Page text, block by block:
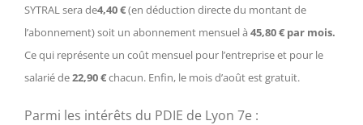
SYTRAL sera de4,40 €(en déduction directe du montant de
l’abonnement) soit un abonnement mensuel à 45,80 € par mois.
Ce qui représente un coût mensuel pour l’entreprise et pour le
salarié de22,90 €chacun. Enfin, le mois d’août est gratuit.
Parmi les intérêts du PDIE de Lyon 7e :